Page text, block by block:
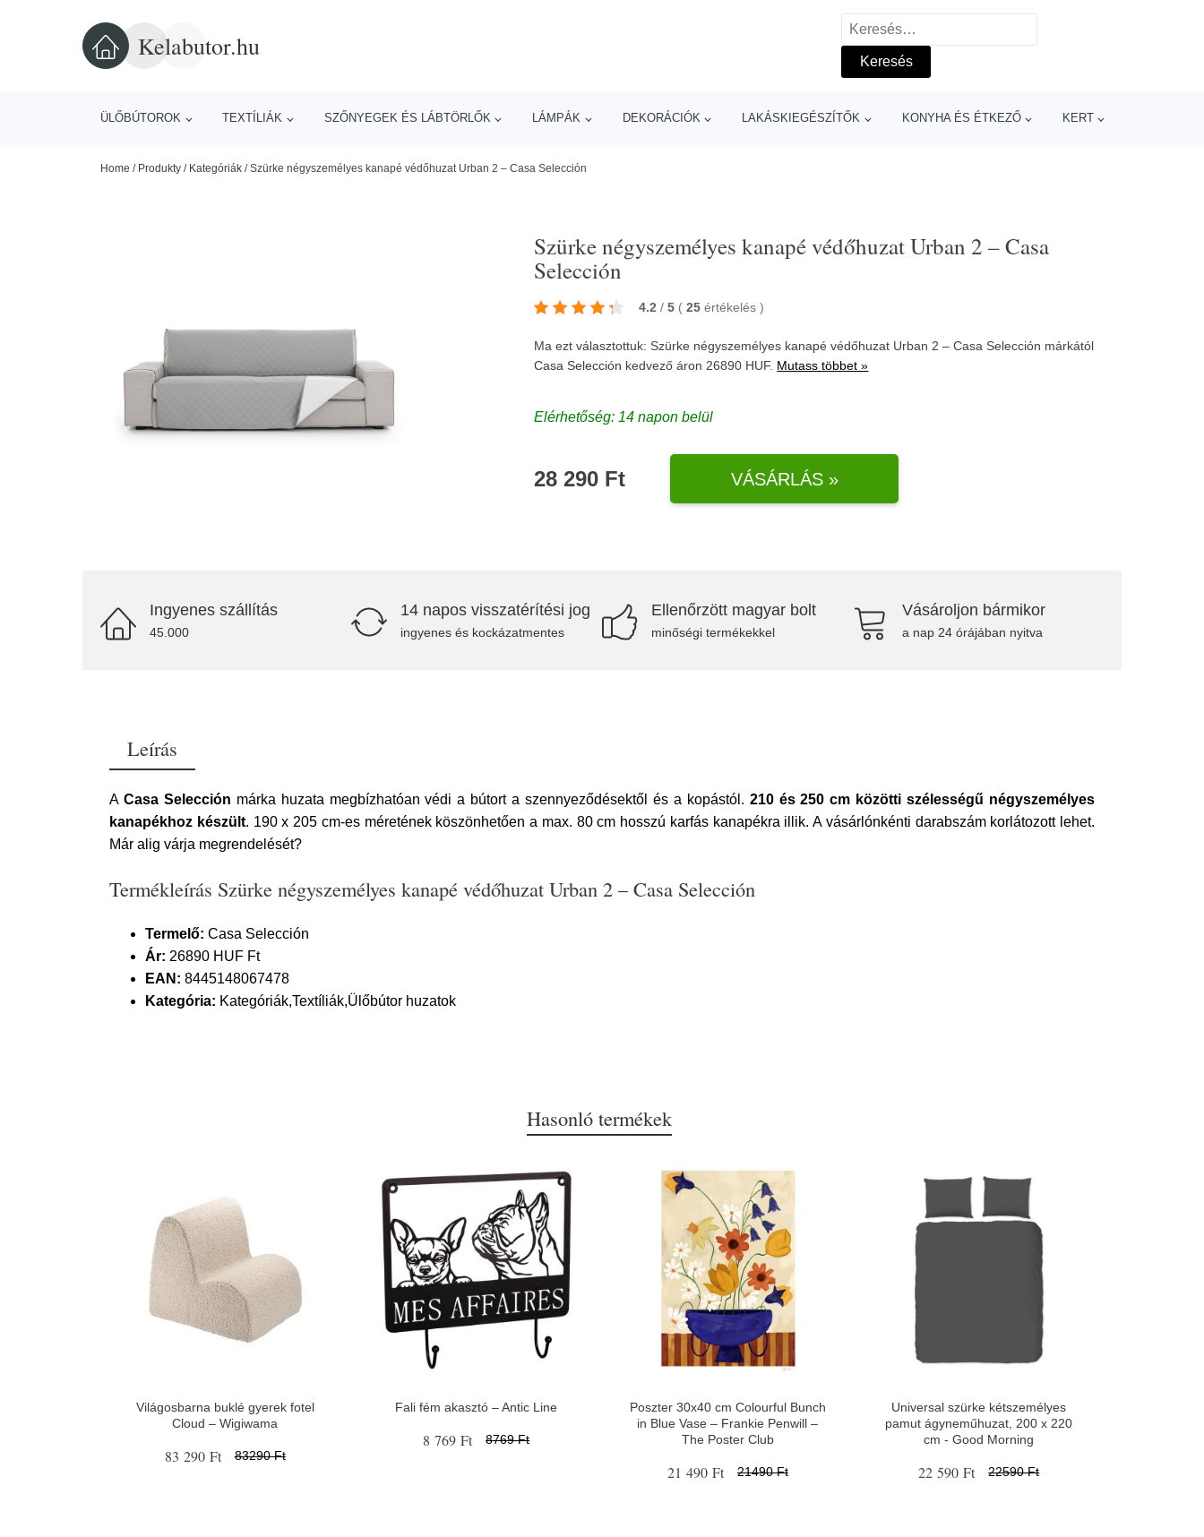
Kelabutor.hu
Keresés:
ÜLŐBÚTOROK TEXTÍLIÁK SZŐNYEGEK ÉS LÁBTÖRLŐK LÁMPÁK DEKORÁCIÓK LAKÁSKIEGÉSZÍTŐK KONYHA ÉS ÉTKEZŐ KERT
Home / Produkty / Kategóriák /Szürke négyszemélyes kanapé védőhuzat Urban 2 – Casa Selección
Szürke négyszemélyes kanapé védőhuzat Urban 2 – Casa
Selección
4.2 / 5 ( 25 értékelés)
Ma ezt választottuk: Szürke négyszemélyes kanapé védőhuzat Urban 2 – Casa Selección márkától
Casa Selección kedvező áron 26890 HUF. Mutass többet »
Elérhetőség: 14 napon belül
28 290 Ft VÁSÁRLÁS »
Ingyenes szállítás
45.000
14 napos visszatérítési jog
ingyenes és kockázatmentes
Ellenőrzött magyar bolt
minőségi termékekkel
Vásároljon bármikor
a nap 24 órájában nyitva
Leírás
A Casa Selección márka huzata megbízhatóan védi a bútort a szennyeződésektől és a kopástól. 210 és 250 cm közötti szélességű négyszemélyes
kanapékhoz készült. 190 x 205 cm-es méretének köszönhetően a max. 80 cm hosszú karfás kanapékra illik. A vásárlónkénti darabszám korlátozott lehet.
Már alig várja megrendelését?
Termékleírás Szürke négyszemélyes kanapé védőhuzat Urban 2 – Casa Selección
Termelő: Casa Selección
Ár: 26890 HUF Ft
EAN: 8445148067478
Kategória: Kategóriák,Textíliák,Ülőbútor huzatok
Hasonló termékek
Világosbarna buklé gyerek fotel
Cloud – Wigiwama
83 290 Ft 83290 Ft
Fali fém akasztó – Antic Line
8 769 Ft 8769 Ft
Poszter 30x40 cm Colourful Bunch
in Blue Vase – Frankie Penwill –
The Poster Club
21 490 Ft 21490 Ft
Universal szürke kétszemélyes
pamut ágyneműhuzat, 200 x 220
cm - Good Morning
22 590 Ft 22590 Ft